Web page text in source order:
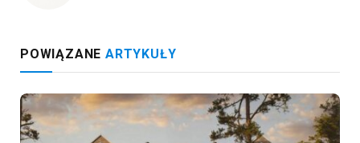
POWIĄZANE ARTYKUŁY